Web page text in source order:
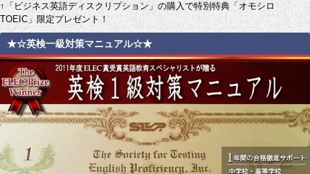
↑「ビジネス英語ディスクリプション」の購入で特別特典「オモシロ
TOEIC」限定プレゼント！
★☆英検一級対策マニュアル☆★